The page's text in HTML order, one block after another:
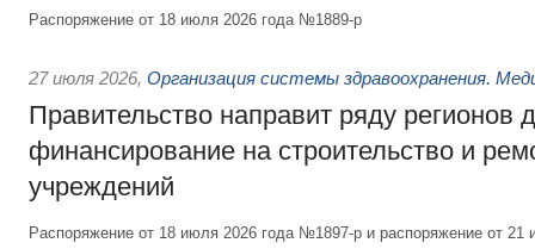
Распоряжение от 18 июля 2026 года №1889-р
27 июля 2026, Организация системы здравоохранения.
Правительство направит ряду регионов
финансирование на строительство и
учреждений
Распоряжение от 18 июля 2026 года №1897-р и распоряжение от